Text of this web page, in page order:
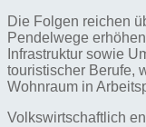
Die Folgen reichen
Pendelwege
Infrastruktur sowie
touristischer Berufe,
Wohnraum in
Volkswirtschaftlich